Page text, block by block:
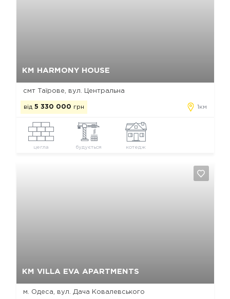
КМ HARMONY HOUSE
смт Таїрове, вул. Центральна
від 5 330 000 грн 1км
цегла будується котедж
КМ VILLA EVA APARTMENTS
м. Одеса, вул. Дача Ковалевського